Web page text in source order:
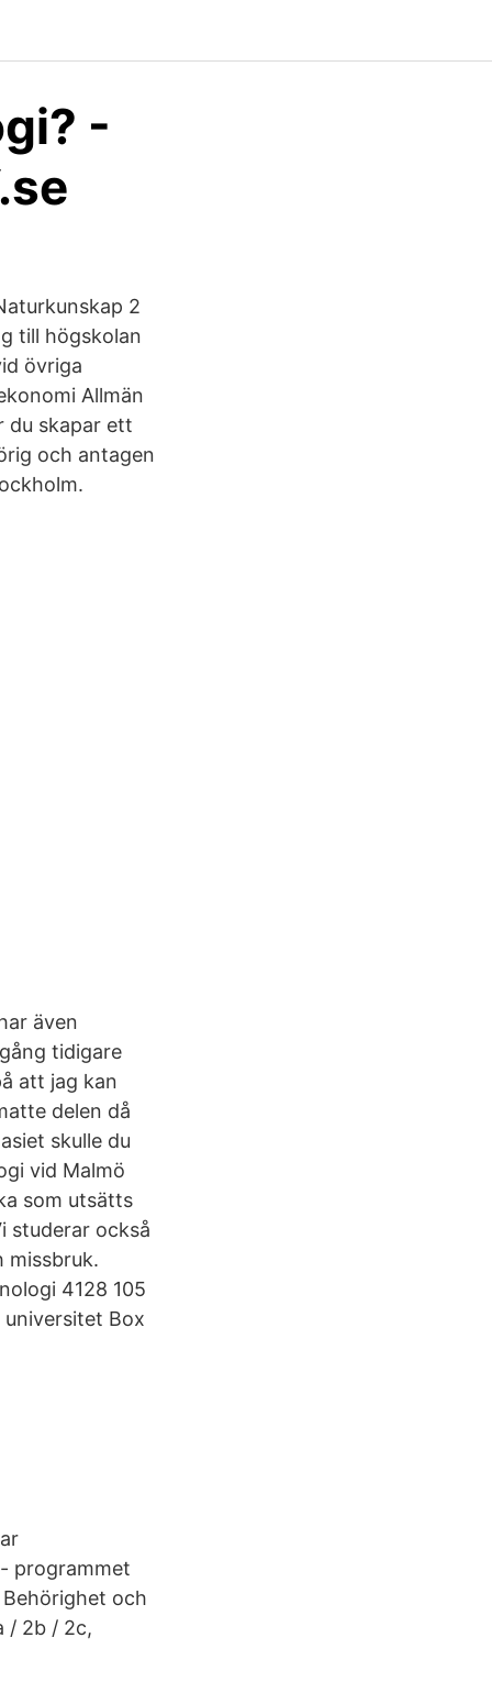
-
2
till högskolan
övriga
Allmän
du skapar ett
och antagen
även
tidigare
att jag kan
delen då
skulle du
vid Malmö
som utsätts
studerar också
missbruk.
4128 105
universitet Box
programmet
och
/ 2b / 2c,